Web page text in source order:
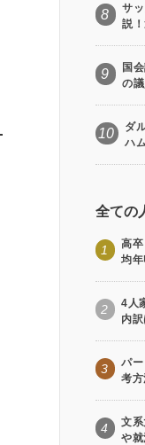
8
サ
説
9
国
の
10
ダ
ハ
全ての
1
高
均年
2
4人
内訳
3
パ
考方
4
文
や就